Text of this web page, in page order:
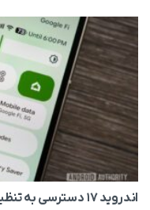
اندروید ۱۷ دسترسی به تنظیمات سریع را محدود می‌ کند